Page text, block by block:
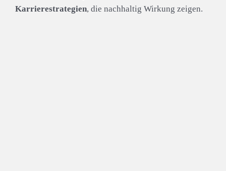
Karrierestrategien, die nachhaltig Wirkung zeigen.